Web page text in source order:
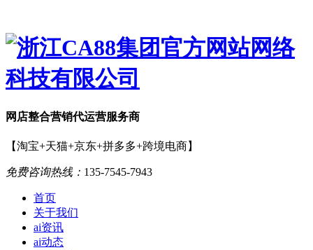
网店整合营销代运营服务商
【淘宝+天猫+京东+拼多多+跨境电商】
免费咨询热线： 135-7545-7943
首页
关于我们
ai资讯
ai动态